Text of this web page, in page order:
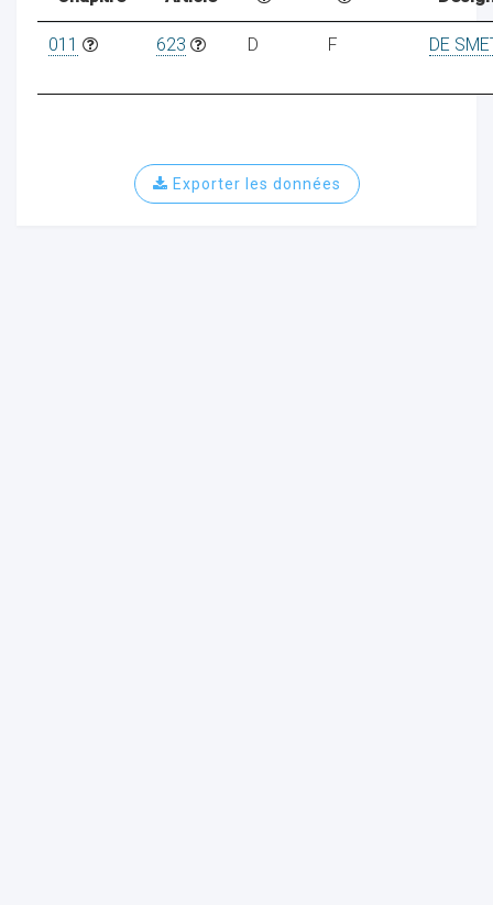
011 623 D F DE
Exporter les données